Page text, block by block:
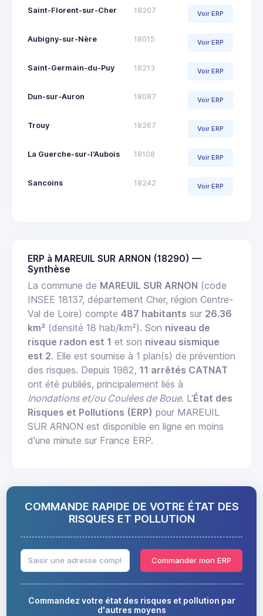
Saint-Florent-sur-Cher 18207 Voir ERP
Aubigny-sur-Nère 18015 Voir ERP
Saint-Germain-du-Puy 18213 Voir ERP
Dun-sur-Auron 18087 Voir ERP
Trouy 18267 Voir ERP
La Guerche-sur-l'Aubois 18108 Voir ERP
Sancoins 18242 Voir ERP
ERP à MAREUIL SUR ARNON (18290) —
Synthèse
La commune de MAREUIL SUR ARNON (code
INSEE 18137, département Cher, région Centre-
Val de Loire) compte 487 habitants sur 26.36
km² (densité 18 hab/km²). Son niveau de
risque radon est 1 et son niveau sismique
est 2. Elle est soumise à 1 plan(s) de prévention
des risques. Depuis 1982, 11 arrêtés CATNAT
ont été publiés, principalement liés à
Inondations et/ou Coulées de Boue. L'État des
Risques et Pollutions (ERP) pour MAREUIL
SUR ARNON est disponible en ligne en moins
d'une minute sur France ERP.
COMMANDE RAPIDE DE VOTRE ÉTAT DES
RISQUES ET POLLUTION
Commander mon ERP
Commandez votre état des risques et pollution par
d'autres moyens